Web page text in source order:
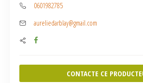
0601982785
aureliedarblay@gmail.com
CONTACTE CE